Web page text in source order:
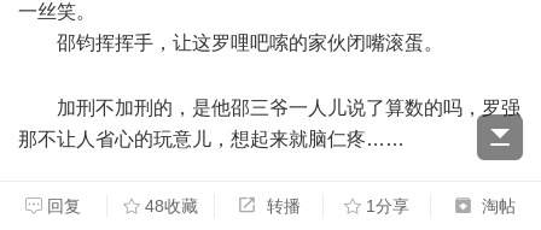
一丝笑。
邵钧挥挥手，让这罗哩吧嗦的家伙闭嘴滚蛋。
加刑不加刑的，是他邵三爷一人儿说了算数的吗，罗强
那不让人省心的玩意儿，想起来就脑仁疼……
. @+ d; ] ^; u6 s; {'
邵钧回到监区办公室交接班，田队和几个管教还
回复 48收藏 转播 1分享 淘帖